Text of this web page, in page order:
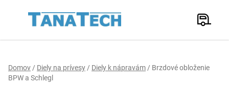
Hľadať
Domov / Diely na prívesy / Diely k nápravám / Brzdové obloženie
BPW a Schlegl